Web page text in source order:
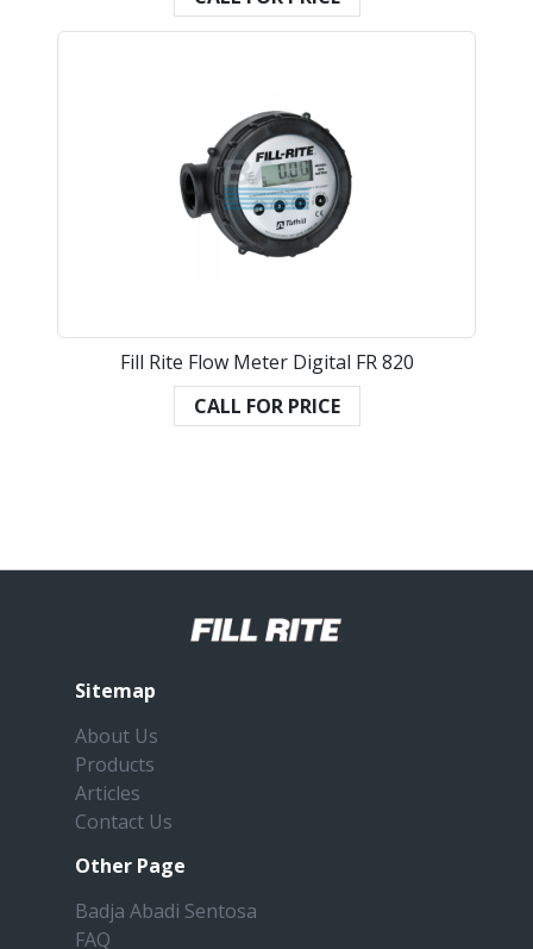
Fill Rite Flow Meter Digital FR 820
CALL FOR PRICE
Sitemap
About Us
Products
Articles
Contact Us
Other Page
Badja Abadi Sentosa
FAQ